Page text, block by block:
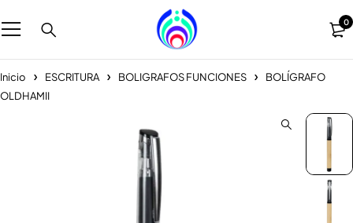
0
Inicio ESCRITURA BOLIGRAFOS FUNCIONES
BOLÍGRAFO
OLDHAMII